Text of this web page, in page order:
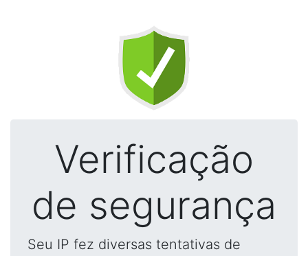
Verificação
de segurança
Seu IP fez diversas tentativas de